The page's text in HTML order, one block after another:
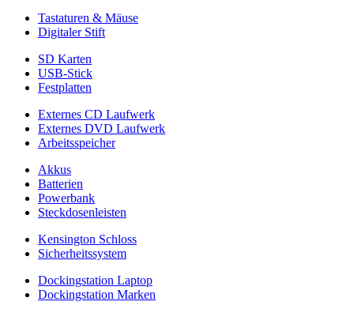
Tastaturen & Mäuse
Digitaler Stift
SD Karten
USB-Stick
Festplatten
Externes CD Laufwerk
Externes DVD Laufwerk
Arbeitsspeicher
Akkus
Batterien
Powerbank
Steckdosenleisten
Kensington Schloss
Sicherheitssystem
Dockingstation Laptop
Dockingstation Marken